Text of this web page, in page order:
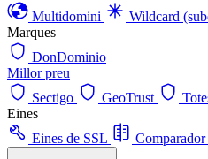
Multidomini
Wildcard
Marques
DonDominio
Millor preu
Sectigo
GeoTrust
Eines
Eines de SSL